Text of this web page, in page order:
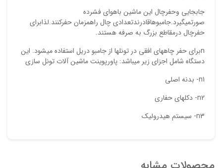
جابجايي وحفرچال اين ماشين باهواي فشرده
صورتميگيرد.جامبوهاقادرندتعدادي چال راهمزمان حفركنند.لذابراي
حفرچال درمقاطع بزرگ به صرفه هستند.
nبرای حفر چاههای افقی در تونلها از جامبو دریل استفاده میشود. این
دستگاه شامل اجزای زیر میباشد: پاورپوینت ماشين آلات تونل سازي
n1- بدنه اصلی
n2- دکلهای حفاری
n3- سیستم هیدرولیک